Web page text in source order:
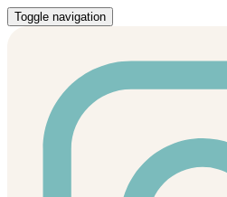
Toggle navigation